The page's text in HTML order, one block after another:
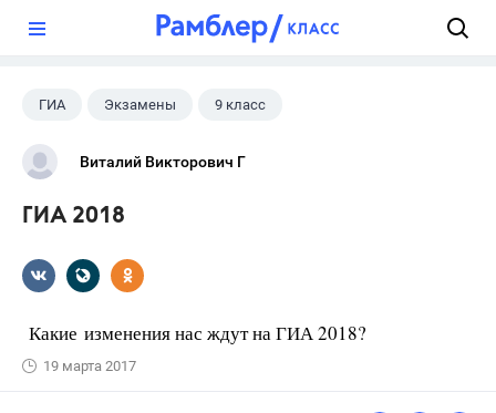
ГИА Экзамены 9 класс
Виталий Викторович Г
ГИА 2018
Какие изменения нас ждут на ГИА 2018?
19 марта 2017